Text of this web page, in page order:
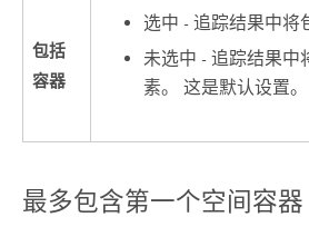
包括
容器
选中 - 追踪结果中将
未选中 - 追踪结果中
素。 这是默认设置。
最多包含第一个空间容器